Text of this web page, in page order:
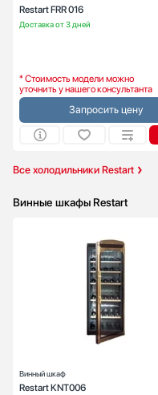
Все холодильники Restart
Доставка от 3 дней
Restart FRR 016
* Стоимость модели можно
уточнить у нашего консультанта
Запросить цену
Винные шкафы Restart
Винный шкаф
Restart KNT006